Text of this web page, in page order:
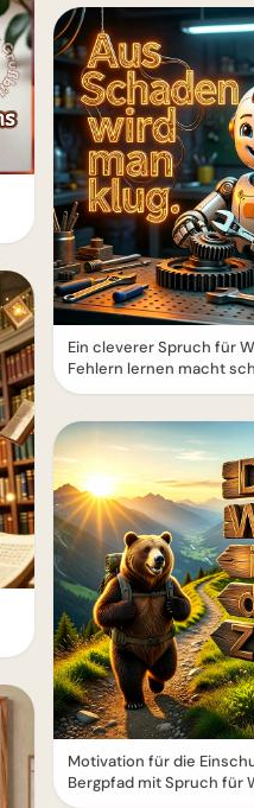
Ein cleverer Spruch für
Fehlern lernen macht
Motivation für die
Bergpfad mit Spruch für